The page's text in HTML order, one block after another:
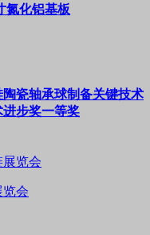
氮化铝基板
瓷轴承球制备关键技术
步奖一等奖
览会